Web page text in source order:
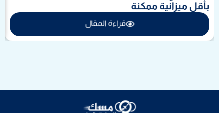
بأقل ميزانية ممكنة
قراءة المقال